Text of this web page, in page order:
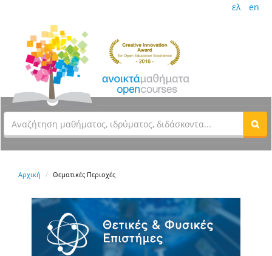
ελ en
Αρχική Θεματικές Περιοχές